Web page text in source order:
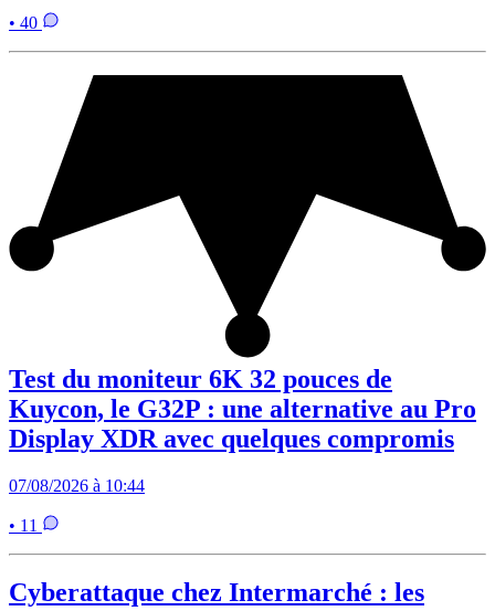
• 40
Test du moniteur 6K 32 pouces de
Kuycon, le G32P : une alternative au Pro
Display XDR avec quelques compromis
07/08/2026 à 10:44
• 11
Cyberattaque chez Intermarché : les